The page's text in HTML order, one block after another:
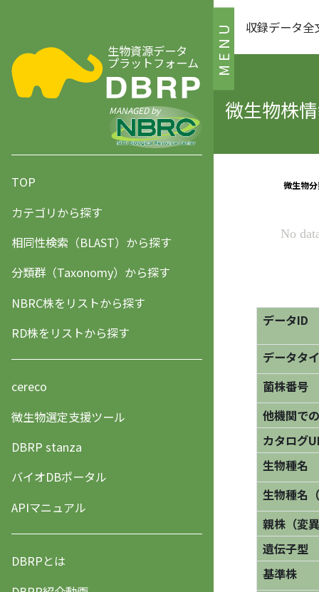
MENU
生物資源データ
プラットフォーム
MANAGED by
TOP
カテゴリから探す
相同性検索（BLAST）から探す
分類群（Taxonomy）から探す
NBRC株をリストから探す
RD株をリストから探す
cereco
微生物選定支援ツール
DBRP stanza
バイオDBポータル
APIマニュアル
DBRPとは
収録データ全
微生物株
データID
データタ
菌株番号
他機関で
カタログ
生物種名
生物種名
親株（変
遺伝子型
基準株